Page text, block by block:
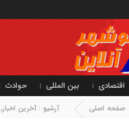
اقتصادی بین المللی حوادث
صفحه اصلی آرشیو : آخرین اخبار,